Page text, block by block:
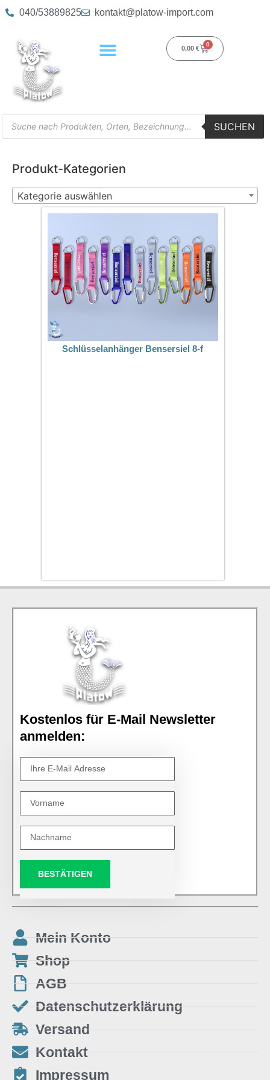
040/53889825 kontakt@platow-import.com
0,00 €
0
SUCHEN
Produkt-Kategorien
Kategorie auswählen
Schlüsselanhänger Bensersiel 8-f
Kostenlos für E-Mail Newsletter
anmelden:
BESTÄTIGEN
Mein Konto
Shop
AGB
Datenschutzerklärung
Versand
Kontakt
Impressum